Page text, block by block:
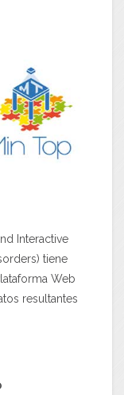
Interactive
tiene
Web
resultantes